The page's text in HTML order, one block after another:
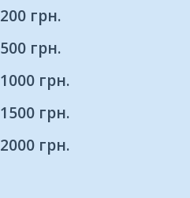
200 грн.
500 грн.
1000 грн.
1500 грн.
2000 грн.